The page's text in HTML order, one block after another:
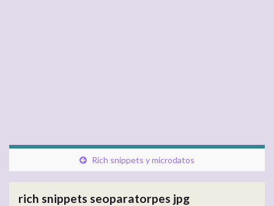
Rich snippets y microdatos
rich snippets seoparatorpes jpg